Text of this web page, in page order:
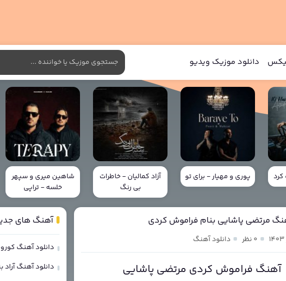
دانلود موزیک ویدیو
پوری و مهیار - برای تو
آزاد کمالیان - خاطرات
بی رنگ
شاهین میری و سپهر
خلسه - تراپی
مرتضی پاشایی بنام فراموش کردی
۰ نظر دانلود آهنگ
آهنگ فراموش کردی مرتضی پاشایی
آهنگ های
دانلود آهنگ
دانلود آهنگ